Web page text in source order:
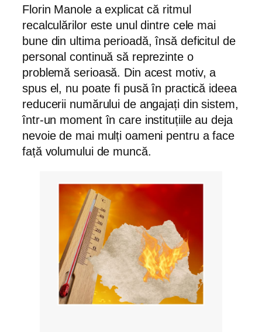
Florin Manole a explicat că ritmul
recalculărilor este unul dintre cele mai
bune din ultima perioadă, însă deficitul de
personal continuă să reprezinte o
problemă serioasă. Din acest motiv, a
spus el, nu poate fi pusă în practică ideea
reducerii numărului de angajați din sistem,
într-un moment în care instituțiile au deja
nevoie de mai mulți oameni pentru a face
față volumului de muncă.